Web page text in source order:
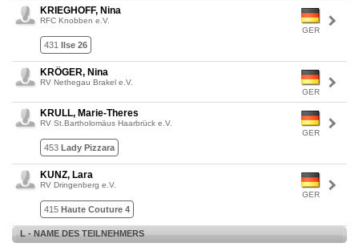
GER
KRIEGHOFF, Nina
RFC Knobben e.V.
431 Ilse 26
GER
KRÖGER, Nina
RV Nethegau Brakel e.V.
GER
KRULL, Marie-Theres
RV St.Bartholomäus Haarbrück e.V.
453 Lady Pizzara
GER
KUNZ, Lara
RV Dringenberg e.V.
415 Haute Couture 4
L - NAME DES TEILNEHMERS